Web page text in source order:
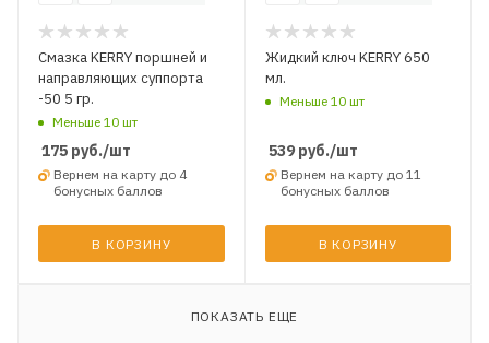
Смазка KERRY поршней и
направляющих суппорта
-50 5 гр.
Меньше 10 шт
175 руб./шт
Вернем на карту до 4
бонусных баллов
В КОРЗИНУ
Жидкий ключ KERRY 650
мл.
Меньше 10 шт
539руб./шт
Вернем на карту до 11
бонусных баллов
В КОРЗИНУ
ПОКАЗАТЬ ЕЩЕ